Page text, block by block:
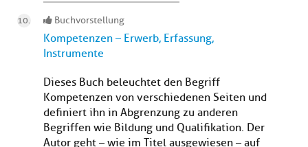
Buchvorstellung
Kompetenzen – Erwerb, Erfassung,
Instrumente
Dieses Buch beleuchtet den Begriff
Kompetenzen von verschiedenen Seiten und
definiert ihn in Abgrenzung zu anderen
Begriffen wie Bildung und Qualifikation. Der
Autor geht – wie im Titel ausgewiesen – auf